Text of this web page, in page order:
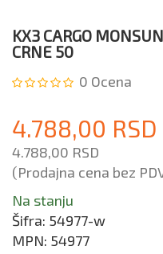
KX3 CARGO
CRNE 50
0 Ocena
4.788,00 RSD
4.788,00 RSD
(Prodajna cena bez
Na stanju
Šifra: 54977-w
MPN: 54977